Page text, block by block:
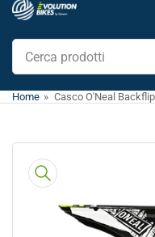
Cerca
prodotti
Home » Casco O'Neal
direttamente
informazioni